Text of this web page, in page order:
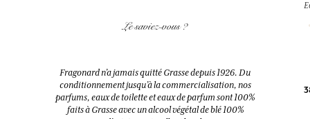
52,00 €
Le saviez-vous ?
Fragonard n’a jamais quitté Grasse depuis 1926. Du
conditionnement jusqu’à la commercialisation, nos
parfums, eaux de toilette et eaux de parfum sont 100%
faits à Grasse avec un alcool végétal de blé 100%